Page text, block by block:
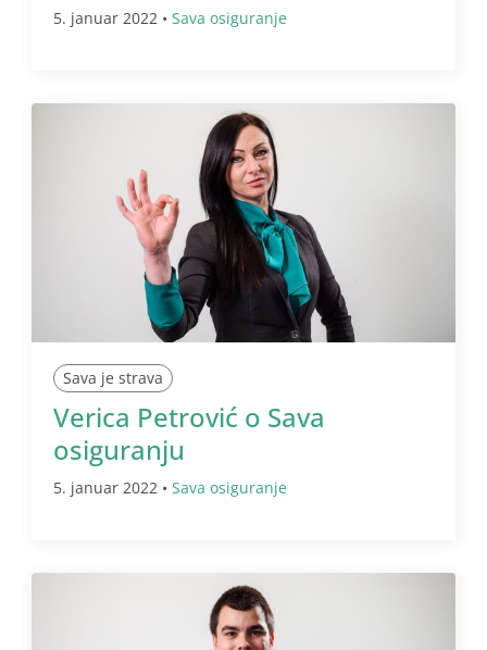
5. januar 2022 • Sava osiguranje
Sava je strava
Verica Petrović o Sava
osiguranju
5. januar 2022 • Sava osiguranje